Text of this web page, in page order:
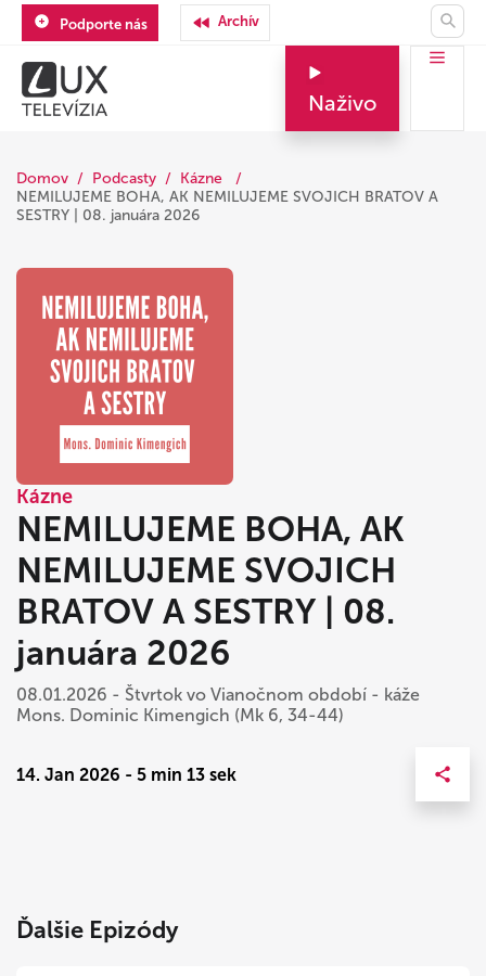
Podporte nás Archív
Naživo
Domov Podcasty
Kázne
NEMILUJEME BOHA, AK NEMILUJEME SVOJICH BRATOV A
SESTRY | 08. januára 2026
Kázne
NEMILUJEME BOHA, AK
NEMILUJEME SVOJICH
BRATOV A SESTRY | 08.
januára 2026
08.01.2026 - Štvrtok vo Vianočnom období - káže
Mons. Dominic Kimengich (Mk 6, 34-44)
14. Jan 2026 - 5 min 13 sek
Ďalšie Epizódy